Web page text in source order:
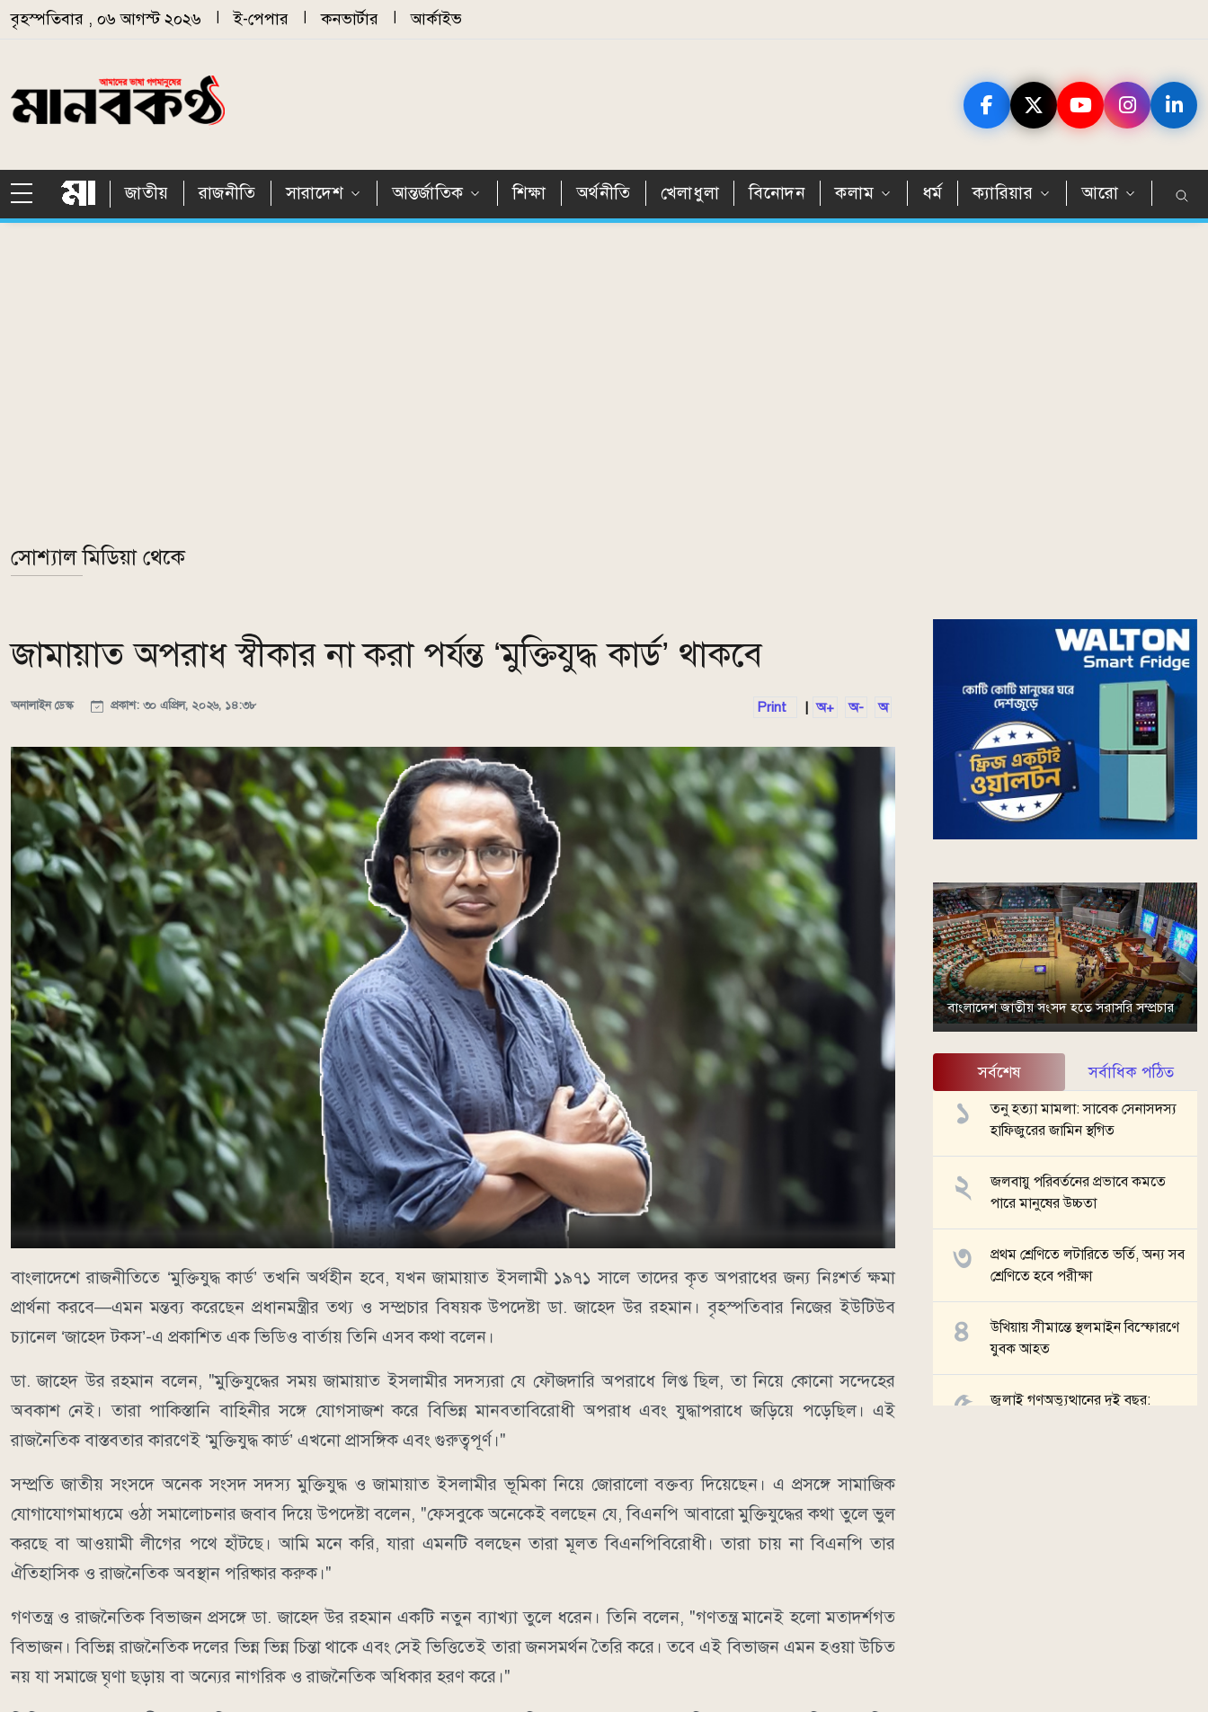
Skip to main content
বৃহস্পতিবার , ০৬ আগস্ট ২০২৬ ই-পেপার কনভার্টার আর্কাইভ
জাতীয় রাজনীতি সারাদেশ আন্তর্জাতিক শিক্ষা অর্থনীতি খেলাধুলা বিনোদন কলাম ধর্ম ক্যারিয়ার আরো
সোশ্যাল মিডিয়া থেকে
জামায়াত অপরাধ স্বীকার না করা পর্যন্ত ‘মুক্তিযুদ্ধ কার্ড’ থাকবে
অনালাইন ডেস্ক প্রকাশ: ৩০ এপ্রিল, ২০২৬, ১৪:৩৮ Print অ+ অ- অ
বাংলাদেশে রাজনীতিতে ‘মুক্তিযুদ্ধ কার্ড’ তখনি অর্থহীন হবে, যখন জামায়াত ইসলামী ১৯৭১ সালে তাদের কৃত অপরাধের জন্য নিঃশর্ত ক্ষমা
প্রার্থনা করবে—এমন মন্তব্য করেছেন প্রধানমন্ত্রীর তথ্য ও সম্প্রচার বিষয়ক উপদেষ্টা ডা. জাহেদ উর রহমান। বৃহস্পতিবার নিজের ইউটিউব
চ্যানেল ‘জাহেদ টকস’-এ প্রকাশিত এক ভিডিও বার্তায় তিনি এসব কথা বলেন।
ডা. জাহেদ উর রহমান বলেন, "মুক্তিযুদ্ধের সময় জামায়াত ইসলামীর সদস্যরা যে ফৌজদারি অপরাধে লিপ্ত ছিল, তা নিয়ে কোনো সন্দেহের
অবকাশ নেই। তারা পাকিস্তানি বাহিনীর সঙ্গে যোগসাজশ করে বিভিন্ন মানবতাবিরোধী অপরাধ এবং যুদ্ধাপরাধে জড়িয়ে পড়েছিল। এই
রাজনৈতিক বাস্তবতার কারণেই ‘মুক্তিযুদ্ধ কার্ড’ এখনো প্রাসঙ্গিক এবং গুরুত্বপূর্ণ।"
সম্প্রতি জাতীয় সংসদে অনেক সংসদ সদস্য মুক্তিযুদ্ধ ও জামায়াত ইসলামীর ভূমিকা নিয়ে জোরালো বক্তব্য দিয়েছেন। এ প্রসঙ্গে সামাজিক
যোগাযোগমাধ্যমে ওঠা সমালোচনার জবাব দিয়ে উপদেষ্টা বলেন, "ফেসবুকে অনেকেই বলছেন যে, বিএনপি আবারো মুক্তিযুদ্ধের কথা তুলে ভুল
করছে বা আওয়ামী লীগের পথে হাঁটছে। আমি মনে করি, যারা এমনটি বলছেন তারা মূলত বিএনপিবিরোধী। তারা চায় না বিএনপি তার
ঐতিহাসিক ও রাজনৈতিক অবস্থান পরিষ্কার করুক।"
গণতন্ত্র ও রাজনৈতিক বিভাজন প্রসঙ্গে ডা. জাহেদ উর রহমান একটি নতুন ব্যাখ্যা তুলে ধরেন। তিনি বলেন, "গণতন্ত্র মানেই হলো মতাদর্শগত
বিভাজন। বিভিন্ন রাজনৈতিক দলের ভিন্ন ভিন্ন চিন্তা থাকে এবং সেই ভিত্তিতেই তারা জনসমর্থন তৈরি করে। তবে এই বিভাজন এমন হওয়া উচিত
নয় যা সমাজে ঘৃণা ছড়ায় বা অন্যের নাগরিক ও রাজনৈতিক অধিকার হরণ করে।"
বাংলাদেশ জাতীয় সংসদ হতে সরাসরি সম্প্রচার
সর্বশেষ সর্বাধিক পঠিত
তনু হত্যা মামলা: সাবেক সেনাসদস্য
হাফিজুরের জামিন স্থগিত
জলবায়ু পরিবর্তনের প্রভাবে কমতে
পারে মানুষের উচ্চতা
প্রথম শ্রেণিতে লটারিতে ভর্তি, অন্য সব
শ্রেণিতে হবে পরীক্ষা
উখিয়ায় সীমান্তে স্থলমাইন বিস্ফোরণে
যুবক আহত
জুলাই গণঅভ্যুত্থানের দুই বছর: